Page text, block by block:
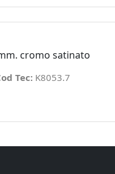
cromo satinato
Tec: K8053.7